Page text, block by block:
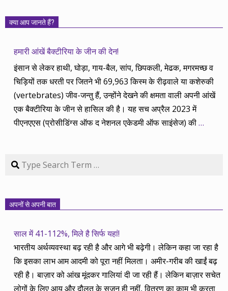
क्या आप जानते हैं?
हमारी आंखें बैक्टीरिया के जीन की देन!
इंसान से लेकर हाथी, घोड़ा, गाय-बैल, सांप, छिपकली, मेढक, मगरमच्छ व
चिड़ियों तक धरती पर जितने भी 69,963 किस्म के रीढ़वाले या कशेरुकी
(vertebrates) जीव-जन्तु हैं, उन्होंने देखने की क्षमता वाली अपनी आंखें
एक बैक्टीरिया के जीन से हासिल की है। यह सच अप्रैल 2023 में
पीएनएएस (प्रोसीडिंग्स ऑफ द नेशनल एकेडमी ऑफ साइंसेज) की…
Search
अपनों से अपनी बात
साल में 41-112%, मिले है सिर्फ यहां!
भारतीय अर्थव्यवस्था बढ़ रही है और आगे भी बढ़ेगी। लेकिन कहा जा रहा है
कि इसका लाभ आम आदमी को पूरा नहीं मिलता। अमीर-गरीब की खाईं बढ़
रही है। बाज़ार को आंख मूंदकर गालियां दी जा रही हैं। लेकिन बाज़ार सचेत
लोगों के लिए आय और दौलत के सृजन ही नहीं, वितरण का काम भी करता